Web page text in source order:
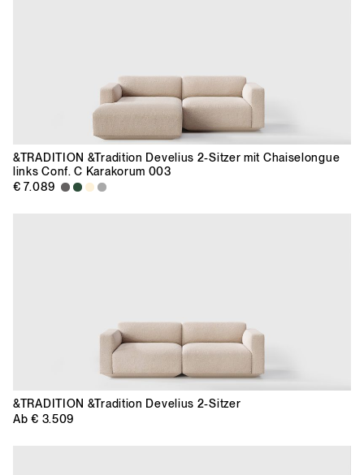
&TRADITION &Tradition Develius 2-Sitzer mit Chaiselongue
links Conf. C Karakorum 003
€ 7.089
&TRADITION &Tradition Develius 2-Sitzer
Ab€ 3.509